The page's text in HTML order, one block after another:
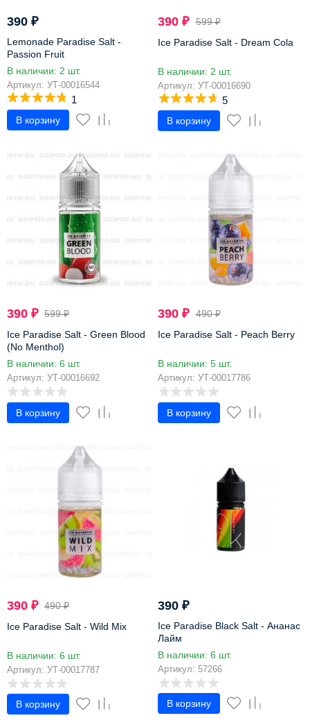
390 ₽
Lemonade Paradise Salt -
Passion Fruit
В наличии: 2 шт.
Артикул: УТ-00016544
1
В корзину
390₽ 599₽
Ice Paradise Salt - Dream Cola
В наличии: 2 шт.
Артикул: УТ-00016690
5
В корзину
-35%
390 ₽ 599₽
Ice Paradise Salt - Green Blood
(No Menthol)
В наличии: 6 шт.
Артикул: УТ-00016692
В корзину
-21%
390₽ 490₽
Ice Paradise Salt - Peach Berry
В наличии: 5 шт.
Артикул: УТ-00017786
В корзину
-21%
390 ₽ 490₽
Ice Paradise Salt - Wild Mix
В наличии: 6 шт.
Артикул: УТ-00017787
В корзину
390₽
Ice Paradise Black Salt - Ананас
Лайм
В наличии: 6 шт.
Артикул: 57266
В корзину